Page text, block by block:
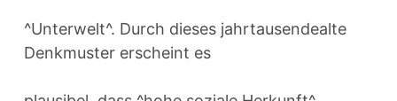
^Unterwelt^. Durch dieses jahrtausendealte
Denkmuster erscheint es